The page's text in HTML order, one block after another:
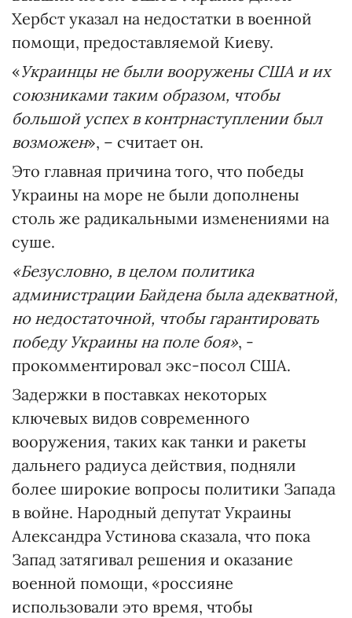
Хербст указал на недостатки в военной
помощи, предоставляемой Киеву.
«Украинцы не были вооружены США и их
союзниками таким образом, чтобы
большой успех в контрнаступлении был
возможен», – считает он.
Это главная причина того, что победы
Украины на море не были дополнены
столь же радикальными изменениями на
суше.
«Безусловно, в целом политика
администрации Байдена была адекватной,
но недостаточной, чтобы гарантировать
победу Украины на поле боя», -
прокомментировал экс-посол США.
Задержки в поставках некоторых
ключевых видов современного
вооружения, таких как танки и ракеты
дальнего радиуса действия, подняли
более широкие вопросы политики Запада
в войне. Народный депутат Украины
Александра Устинова сказала, что пока
Запад затягивал решения и оказание
военной помощи, «россияне
использовали это время, чтобы